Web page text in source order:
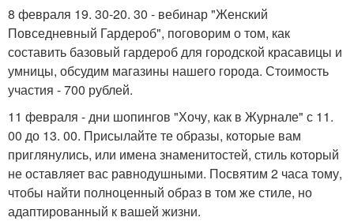
8 февраля 19. 30-20. 30 - вебинар "Женский
Повседневный Гардероб", поговорим о том, как
составить базовый гардероб для городской красавицы и
умницы, обсудим магазины нашего города. Стоимость
участия - 700 рублей.
11 февраля - дни шопингов "Хочу, как в Журнале" с 11.
00 до 13. 00. Присылайте те образы, которые вам
приглянулись, или имена знаменитостей, стиль который
не оставляет вас равнодушными. Посвятим 2 часа тому,
чтобы найти полноценный образ в том же стиле, но
адаптированный к вашей жизни.